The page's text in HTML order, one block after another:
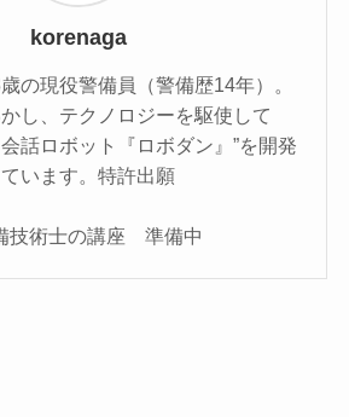
korenaga
の現役警備員（警備歴14年）。
し、テクノロジーを駆使して
話ロボット『ロボダン』”を開発
ています。特許出願
技術士の講座 準備中